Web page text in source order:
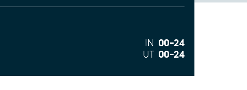
IN 00–24
UT 00–24